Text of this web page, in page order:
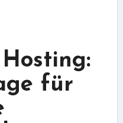
für